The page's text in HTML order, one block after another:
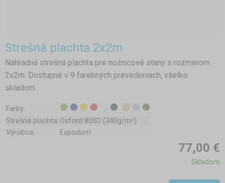
Strešná plachta 2x2m
Náhradná strešná plachta pre nožnicové stany s rozmerom
2x2m. Dostupné v 9 farebných prevedeniach, všetko
skladom.
Farby:
Strešná plachta: Oxford 800D (340g/m²)
Výrobca:
Expodom
77,00 €
Skladom